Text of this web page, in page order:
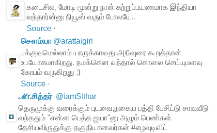
கடைசில, மோடி மூன்று நாள் சுற்றுப்பயணமாக இந்தியா
வந்தார்ன்னு நியூஸ் வரும் போலயே..
Source ·
சௌம்யா @arattaigirl
பக்குவமெல்லாம் யாருக்காவது அறிவுரை கூறத்தான்
உபயோகமாகிறது. நமக்கென வந்தால் கொலை செய்யுமளவு
கோபம் வருகிறது :)
Source ·
ℳr.சித்தர் @iamSithar
தெருமுக்கு வரைக்கும் புடவை,நகைய பத்தி பேசிட்டு சாவுவீடு
வந்ததும் "என்ன பெத்த ஐயா"னு அழும் பெண்கள்
தேசியவிருதுக்கு தகுதியானவர்கள் #எழவுடிவிட்